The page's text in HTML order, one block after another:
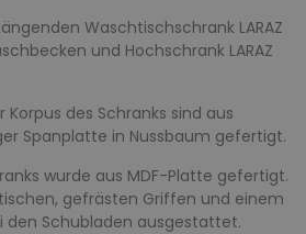
Waschtischschrank LARAZ
und Hochschrank LARAZ
des Schranks sind aus
Spanplatte in Nussbaum gefertigt.
wurde aus MDF-Platte gefertigt.
gefrästen Griffen und einem
Schubladen ausgestattet.